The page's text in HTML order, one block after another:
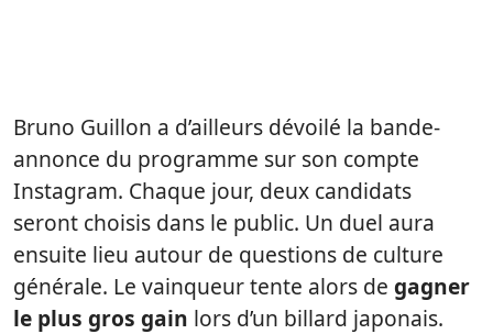
Bruno Guillon a d’ailleurs dévoilé la bande-
annonce du programme sur son compte
Instagram. Chaque jour, deux candidats
seront choisis dans le public. Un duel aura
ensuite lieu autour de questions de culture
générale. Le vainqueur tente alors de gagner
le plus gros gain lors d’un billard japonais.